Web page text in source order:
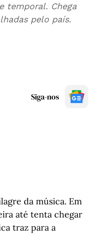
temporal. Chega
pelo país.
Siga-nos
da música. Em
até tenta chegar
traz para a